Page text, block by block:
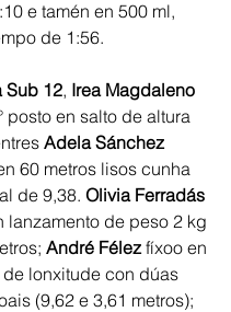
e tamén en 500 ml,
de 1:56.
Sub 12, Irea Magdaleno
posto en salto de altura
Adela Sánchez
60 metros lisos cunha
de 9,38. Olivia Ferradás
lanzamento de peso 2 kg
André Félez fíxoo en
lonxitude con dúas
(9,62 e 3,61 metros);